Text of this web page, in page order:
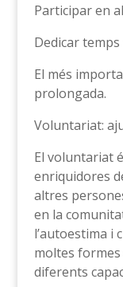
Participar en
Dedicar
El més
prolongada.
Voluntariat:
El voluntariat
enriquidores
altres
en la
l’autoestima i
moltes
diferents